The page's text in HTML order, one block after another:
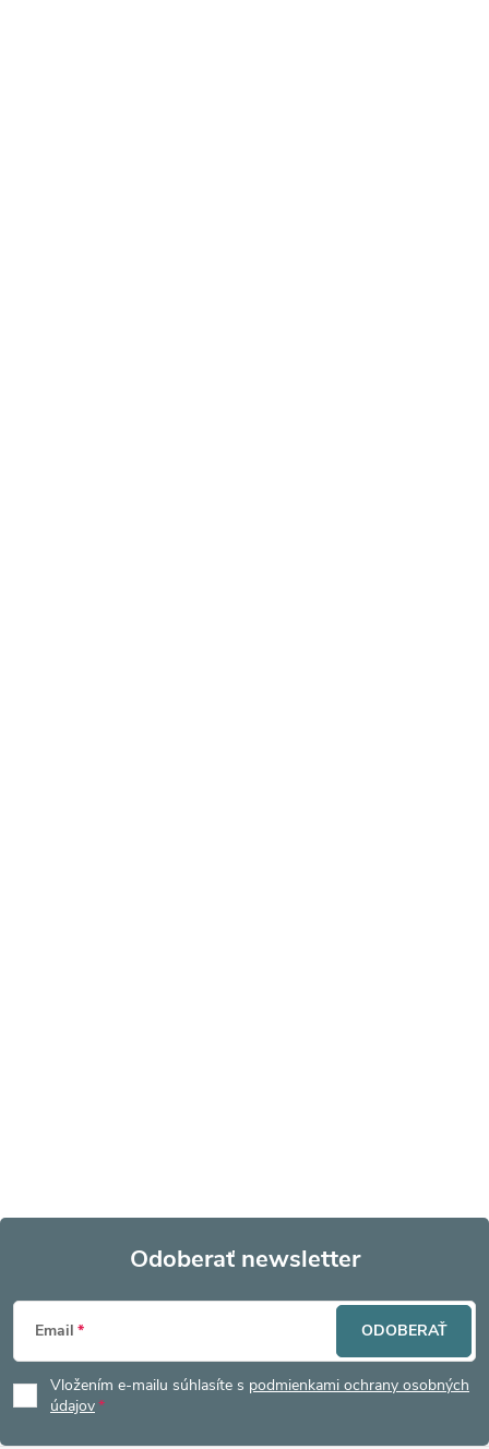
Z
á
p
Odoberať newsletter
Email
Vložením e-mailu súhlasíte s podmienkami ochrany osobných
údajov
ODOBERAŤ